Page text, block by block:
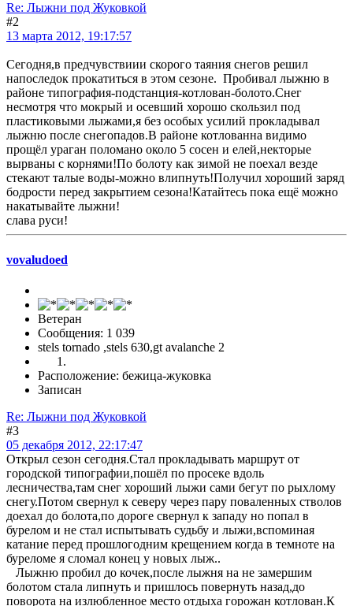
Re: Лыжни под Жуковкой
#2
13 марта 2012, 19:17:57
Сегодня,в предчувствиии скорого таяния снегов решил
напоследок прокатиться в этом сезоне. Пробивал лыжню в
районе типография-подстанция-котлован-болото.Снег
несмотря что мокрый и осевший хорошо скользил под
пластиковыми лыжами,я без особых усилий прокладывал
лыжню после снегопадов.В районе котлованна видимо
прощёл ураган поломано около 5 сосен и елей,некторые
вырваны с корнями!По болоту как зимой не поехал везде
стекают талые воды-можно влипнуть!Получил хороший заряд
бодрости перед закрытием сезона!Катайтесь пока ещё можно
накатывайте лыжни!
слава руси!
vovaludoed
Ветеран
Сообщения: 1 039
stels tornado ,stels 630,gt avalanche 2
Расположение: бежица-жуковка
Записан
Re: Лыжни под Жуковкой
#3
05 декабря 2012, 22:17:47
Открыл сезон сегодня.Стал прокладывать маршрут от
городской типографии,пошёл по просеке вдоль
лесничества,там снег хороший лыжи сами бегут по рыхлому
снегу.Потом свернул к северу через пару поваленных стволов
доехал до болота,по дороге свернул к западу но попал в
бурелом и не стал испытывать судьбу и лыжи,вспоминая
катание перед прошлогодним крещением когда в темноте на
буреломе я сломал конец у новых лыж..
Лыжню пробил до кочек,после лыжня на не замершим
болотом стала липнуть и пришлось повернуть назад,до
поворота на излюбленное место отдыха горожан котлован.К